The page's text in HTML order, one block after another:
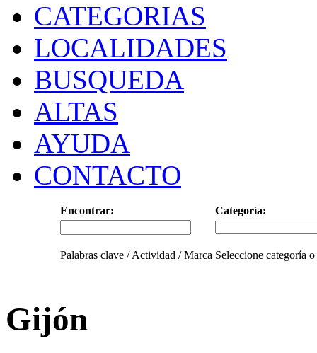
CATEGORIAS
LOCALIDADES
BUSQUEDA
ALTAS
AYUDA
CONTACTO
Encontrar: Categoría:
Palabras clave / Actividad / Marca Seleccione categoría
Gijón